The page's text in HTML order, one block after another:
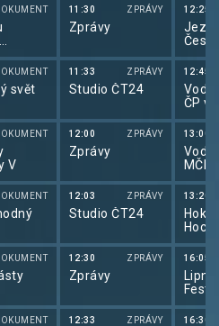
hradů
i
III
svět
V
11:30 ZPRÁVY
Zprávy
11:33 ZPRÁVY
Studio ČT24
12:00 ZPRÁVY
Zprávy
12:03 ZPRÁVY
Studio ČT24
12:30 ZPRÁVY
Zprávy
12:33 ZPRÁVY
12:25
12:45
ČP
13:00
MČR
13:20
žen
16:05
16:30